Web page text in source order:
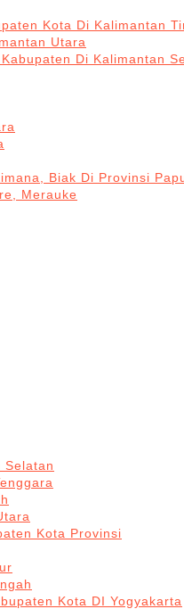
Kota Di Kalimantan
Utara
Di Kalimantan
Biak Di Provinsi
Merauke
Selatan
Kota Provinsi
Kota DI Yogyakarta